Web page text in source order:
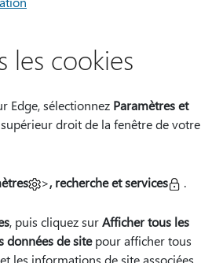
les cookies
Edge, sélectionnez Paramètres et
droit de la fenêtre de votre
>, recherche et services .
, puis cliquez surAfficher tous les
données de sitepour afficher tous
les informations de site associées.